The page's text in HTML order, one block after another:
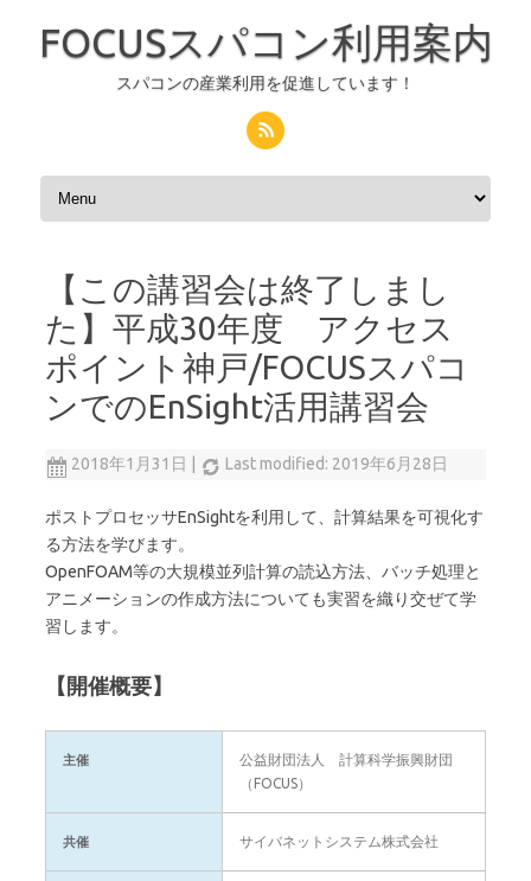
FOCUSスパコン利用案内
スパコンの産業利用を促進しています！
コンテンツへスキップ
【この講習会は終了しまし
た】平成30年度 アクセス
ポイント神戸/FOCUSスパコ
ンでのEnSight活用講習会
2018年1月31日 Last modified: 2019年6月28日
ポストプロセッサEnSightを利用して、計算結果を可視化す
る方法を学びます。
OpenFOAM等の大規模並列計算の読込方法、バッチ処理と
アニメーションの作成方法についても実習を織り交ぜて学
習します。
【開催概要】
主催
公益財団法人 計算科学振興財団
（FOCUS）
共催 サイバネットシステム株式会社